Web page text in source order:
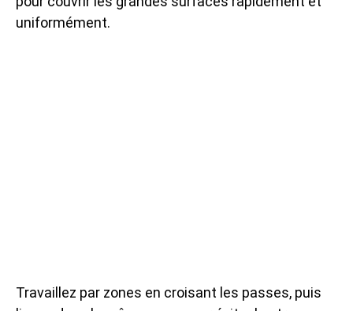
uniformément.
Travaillez par zones en croisant les passes, puis